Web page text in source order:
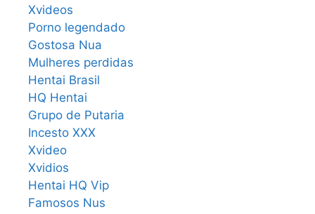
Xvideos
Porno legendado
Gostosa Nua
Mulheres perdidas
Hentai Brasil
HQ Hentai
Grupo de Putaria
Incesto XXX
Xvideo
Xvidios
Hentai HQ Vip
Famosos Nus